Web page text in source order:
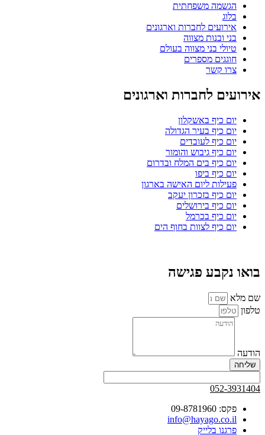
הגשמה משפחתית
בלוג
אירועים לחברות וארגונים
בני ובנות מצווה
טיולי בני מצווה בעולם
חוגגים מספרים
צרו קשר
אירועים לחברות וארגונים
יום כיף באשקלון
יום כיף בעיר הגדולה
יום כיף לעובדים
יום כיף גיבוש והומור
יום כיף בים המלח ובדרום
יום כיף ביפו
פעילות ליום האישה בארגון
יום כיף בזכרון יעקב
יום כיף בירושלים
יום כיף בכרמל
יום כיף לצוות בחוף הים
בואו נקבע פגישה
שם מלא
טלפון
הודעה
שליחה
052-3931404
פקס: 09-8781960
info@hayago.co.il
פרגנו בלייק